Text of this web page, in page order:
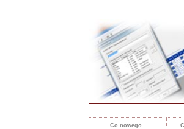
Co nowego